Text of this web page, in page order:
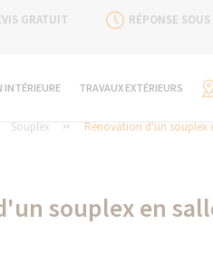
GRATUIT RÉPONSE
INTÉRIEURE TRAVAUX EXTÉRIEURS
Souplex Rénovation d'un souplex
souplex en